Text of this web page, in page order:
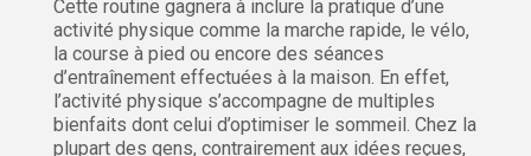
Cette routine gagnera à inclure la pratique d’une
activité physique comme la marche rapide, le vélo,
la course à pied ou encore des séances
d’entraînement effectuées à la maison. En effet,
l’activité physique s’accompagne de multiples
bienfaits dont celui d’optimiser le sommeil. Chez la
plupart des gens, contrairement aux idées reçues,